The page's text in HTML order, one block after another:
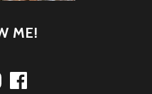
ME!
Facebook